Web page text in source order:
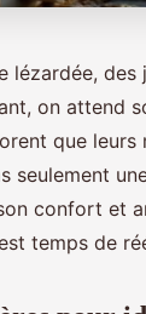
lézardée,
on attend
que leurs
seulement
confort et
temps de